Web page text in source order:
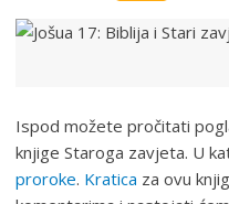
Ispod možete pročitati
knjige Staroga zavjeta. U
proroke. Kratica za ovu